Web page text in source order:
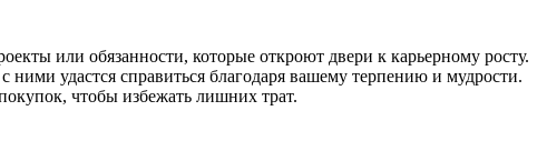
или обязанности, которые откроют двери к карьерному росту.
удастся справиться благодаря вашему терпению и мудрости.
чтобы избежать лишних трат.